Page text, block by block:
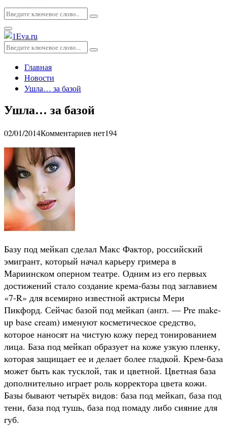
Искать:
Поиск
Основное
меню
Искать:
Поиск
Главная
Новости
Ушла… за базой
Ушла… за базой
02/01/2014Комментариев нет194
Базу под мейкап сделал Макс Фактор, российский
эмигрант, который начал карьеру гримера в
Мариинском оперном театре. Одним из его первых
достижений стало создание крема-базы под заглавием
«7-R» для всемирно известной актрисы Мери
Пикфорд. Сейчас базой под мейкап (англ. — Pre make-
up base creаm) именуют косметическое средство,
которое наносят на чистую кожу перед тонированием
лица. База под мейкап образует на коже узкую пленку,
которая защищает ее и делает более гладкой. Крем-база
может быть как тусклой, так и цветной. Цветная база
дополнительно играет роль корректора цвета кожи.
Базы бывают четырёх видов: база под мейкап, база под
тени, база под тушь, база под помаду либо сияние для
губ.